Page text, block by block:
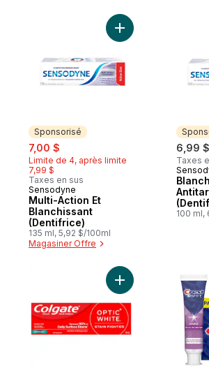
Sponsorisé
sale:
7,00 $
Limite de 4, après limite
7,99 $
Taxes en sus
Sponsorisé
Sensodyne
Multi-Action Et
Blanchissant
(Dentifrice)
135 ml, 5,92 $/100ml
Magasiner Offre
Ajouter Multi-
6,99 $
Taxes
100 ml,
Ajouter Dentifrice